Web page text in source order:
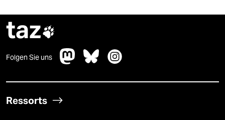
taz
Folgen Sie uns
Ressorts